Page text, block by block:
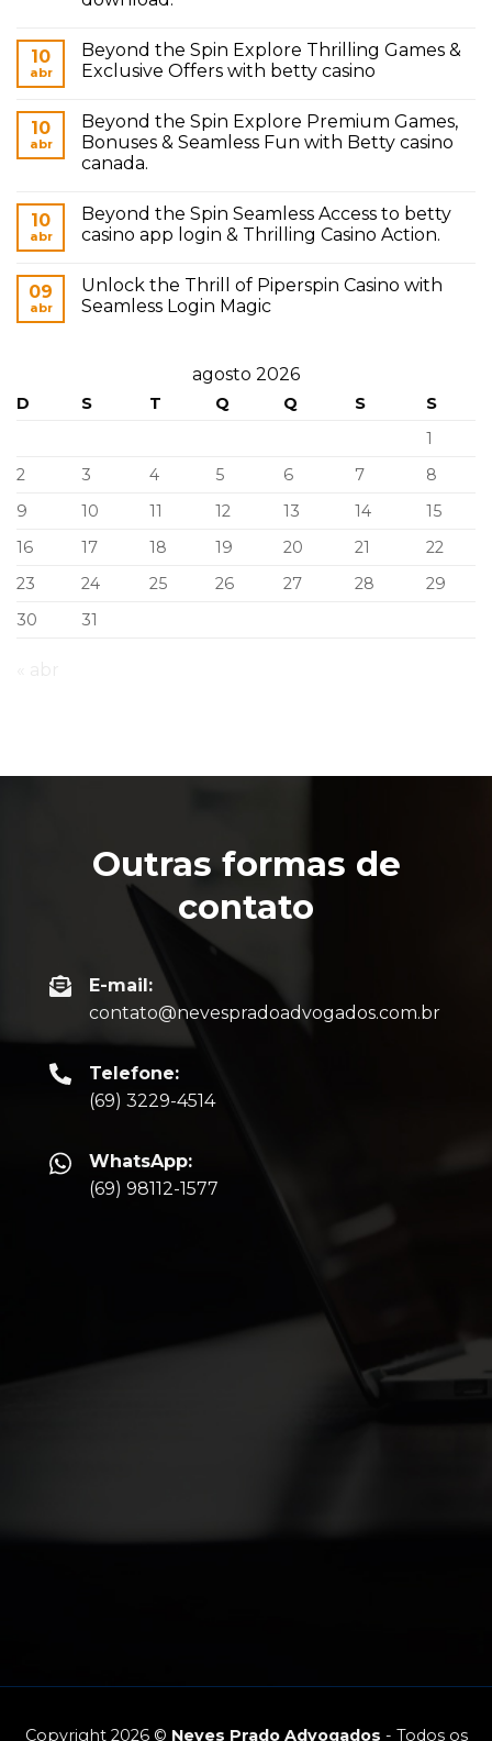
10
abr
Beyond the Spin Explore Thrilling Games &
Exclusive Offers with betty casino
10
abr
Beyond the Spin Explore Premium Games,
Bonuses & Seamless Fun with Betty casino
canada.
10
abr
Beyond the Spin Seamless Access to betty
casino app login & Thrilling Casino Action.
09
abr
Unlock the Thrill of Piperspin Casino with
Seamless Login Magic
agosto 2026
D S T Q Q S
S
1
2
3 4 5 6 7
8
9
10 11 12 13 14
15
16
17 18 19 20 21
22
23
24 25 26 27 28
29
30
31
Outras formas de
contato
E-mail:
contato@nevespradoadvogados.com.br
Telefone:
(69) 3229-4514
WhatsApp:
(69) 98112-1577
Copyright 2026 © Neves Prado Advogados - Todos os